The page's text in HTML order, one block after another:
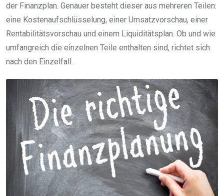
der Finanzplan. Genauer besteht dieser aus mehreren Teilen:
eine Kostenaufschlüsselung, einer Umsatzvorschau, einer
Rentabilitätsvorschau und einem Liquiditätsplan. Ob und wie
umfangreich die einzelnen Teile enthalten sind, richtet sich
nach den Einzelfall.